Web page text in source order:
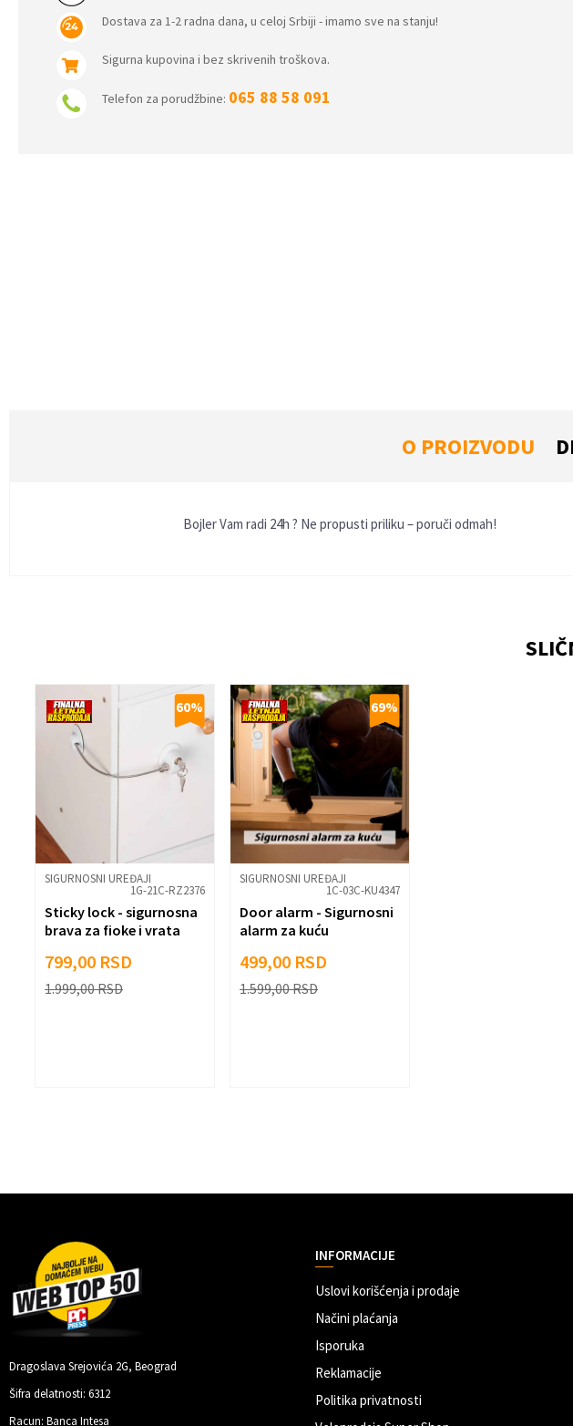
Dostava za 1-2 radna dana, u celoj Srbiji - imamo sve na stanju!
Sigurna kupovina i bez skrivenih troškova.
Telefon za porudžbine: 065 88 58 091
O PROIZVODU
Bojler Vam radi 24h ? Ne propusti priliku – poruči odmah!
Anti-spam zaštita - izračunajte koliko je 4 + 1 :
Pošalji
60%
SIGURNOSNI UREĐAJI
1G-21C-RZ2376
Sticky lock - sigurnosna
brava za fioke i vrata
799,00 RSD
1.999,00RSD
69%
SIGURNOSNI UREĐAJI
1C-03C-KU4347
Door alarm - Sigurnosni
alarm za kuću
499,00 RSD
1.599,00RSD
Dragoslava Srejovića 2G, Beograd
Šifra delatnosti: 6312
Racun: Banca Intesa
INFORMACIJE
Uslovi korišćenja i prodaje
Načini plaćanja
Isporuka
Reklamacije
Politika privatnosti